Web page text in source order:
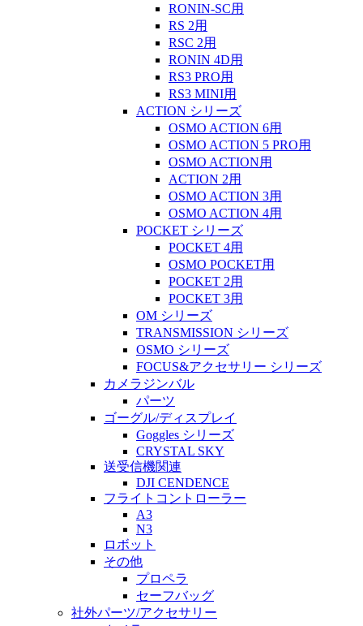
RONIN-SC用
RS 2用
RSC 2用
RONIN 4D用
RS3 PRO用
RS3 MINI用
ACTION シリーズ
OSMO ACTION 6用
OSMO ACTION 5 PRO用
OSMO ACTION用
ACTION 2用
OSMO ACTION 3用
OSMO ACTION 4用
POCKET シリーズ
POCKET 4用
OSMO POCKET用
POCKET 2用
POCKET 3用
OM シリーズ
TRANSMISSION シリーズ
OSMO シリーズ
FOCUS&アクセサリー シリーズ
カメラジンバル
パーツ
ゴーグル/ディスプレイ
Goggles シリーズ
CRYSTAL SKY
送受信機関連
DJI CENDENCE
フライトコントローラー
A3
N3
ロボット
その他
プロペラ
セーフバッグ
社外パーツ/アクセサリー